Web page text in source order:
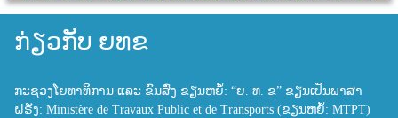
ກ່ຽວກັບ ຍທຂ
ກະຊວງໂຍທາທິການ ແລະ ຂົນສົ່ງ ຂຽນຫຍໍ້: “ຍ. ທ. ຂ” ຂຽນເປັນພາສາ
ຝຣັ່ງ: Ministère de Travaux Public et de Transports (ຂຽນຫຍໍ້: MTPT)